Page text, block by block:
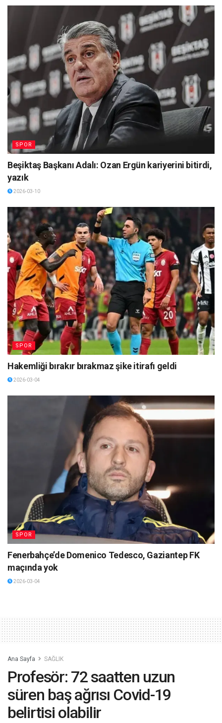
SPOR
Beşiktaş Başkanı Adalı: Ozan Ergün kariyerini bitirdi,
yazık
2026-03-10
SPOR
Hakemliği bırakır bırakmaz şike itirafı geldi
2026-03-04
SPOR
Fenerbahçe’de Domenico Tedesco, Gaziantep FK
maçında yok
2026-03-04
Ana Sayfa SAĞLIK
Profesör: 72 saatten uzun
süren baş ağrısı Covid-19
belirtisi olabilir